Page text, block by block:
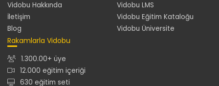
Vidobu Hakkında
İletişim
Blog
Vidobu LMS
Vidobu Eğitim Kataloğu
Vidobu Üniversite
Rakamlarla Vidobu
1.300.00+ üye
12.000 eğitim içeriği
630 eğitim seti